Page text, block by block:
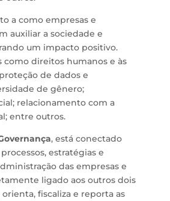
a como empresas e
auxiliar a sociedade e
um impacto positivo.
como direitos humanos e às
de dados e
de gênero;
relacionamento com a
entre outros.
, está conectado
estratégias e
das empresas e
ligado aos outros dois
fiscaliza e reporta as